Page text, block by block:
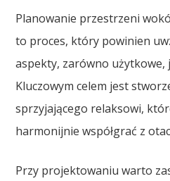
Planowanie przestrzeni
to proces, który powinien
aspekty, zarówno użytkowe,
Kluczowym celem jest
sprzyjającego relaksowi,
harmonijnie współgrać z
Przy projektowaniu warto